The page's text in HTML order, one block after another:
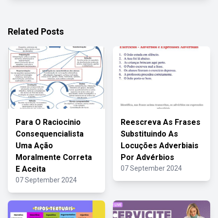
Related Posts
Para O Raciocinio
Consequencialista
Uma Ação
Moralmente Correta
E Aceita
07 September 2024
Reescreva As Frases
Substituindo As
Locuções Adverbiais
Por Advérbios
07 September 2024